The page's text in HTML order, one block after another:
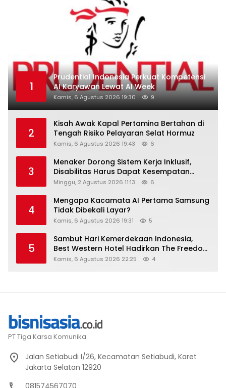
1
Prudential Indonesia Perkuat Kompetensi
AI Karyawan Lewat AI Week
Kamis, 6 Agustus 2026 19:30 9
2
Kisah Awak Kapal Pertamina Bertahan di
Tengah Risiko Pelayaran Selat Hormuz
Kamis, 6 Agustus 2026 19:43 6
3
Menaker Dorong Sistem Kerja Inklusif,
Disabilitas Harus Dapat Kesempatan
Setara
Minggu, 2 Agustus 2026 11:13 6
4
Mengapa Kacamata AI Pertama Samsung
Tidak Dibekali Layar?
Kamis, 6 Agustus 2026 19:31 5
5
Sambut Hari Kemerdekaan Indonesia,
Best Western Hotel Hadirkan The Freedom
Stay Diskon Hingga 45%
Kamis, 6 Agustus 2026 22:25 4
PT Tiga Karsa Komunika.
Jalan Setiabudi I/26, Kecamatan Setiabudi, Karet
Jakarta Selatan 12920
081574567070